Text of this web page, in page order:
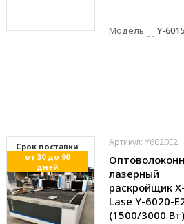
Модель Y-
Cрок поставки
от 30 до 90
дней
Артикул: Y6020E2
лазерный
раскройщик X-
Lase Y-6020-
(1500/3000 Вт)